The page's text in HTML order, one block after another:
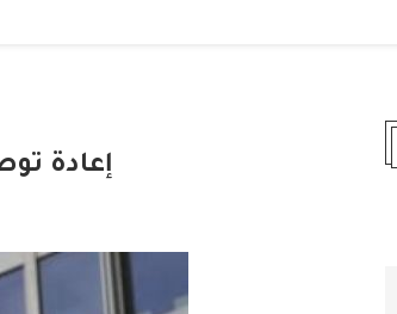
إعادة